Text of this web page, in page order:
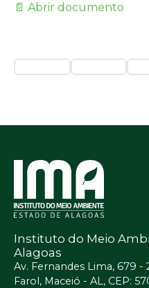
📄 Abrir documento
Instituto do Meio
Alagoas
Av. Fernandes Lima, 679 -
Farol, Maceió - AL, CEP: